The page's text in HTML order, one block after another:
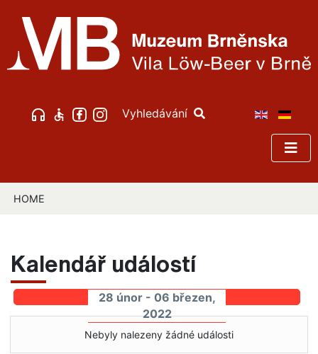
Vyhledávání
HOME
Kalendář událostí
28 únor - 06 březen,
2022
Nebyly nalezeny žádné události